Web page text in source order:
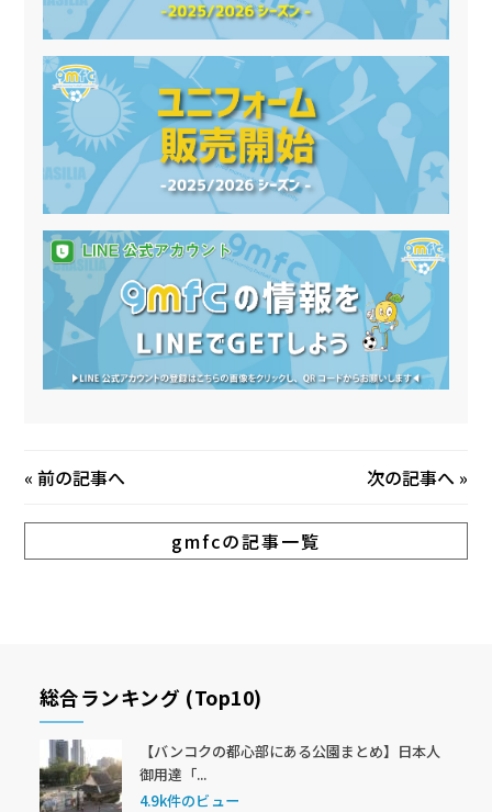
«前の記事へ 次の記事へ »
gmfcの記事一覧
総合ランキング (Top10)
【バンコクの都心部にある公園まとめ】日本人
御用達「...
4.9k件のビュー